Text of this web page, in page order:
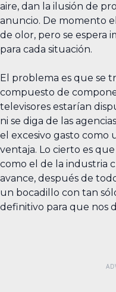
aire, dan la ilusión de
anuncio. De momento
de olor, pero se espera
para cada situación.
El problema es que se
compuesto de
televisores estarían
ni se diga de las
el excesivo gasto como
ventaja. Lo cierto es
como el de la industria
avance, después de
un bocadillo con tan
definitivo para que nos